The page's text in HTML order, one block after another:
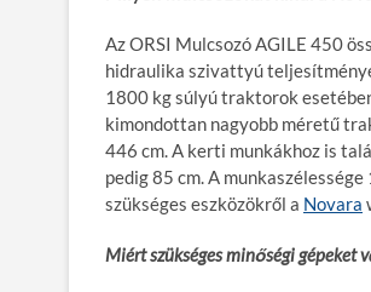
Az ORSI Mulcsozó AGILE 450
hidraulika szivattyú
1800 kg súlyú traktorok
kimondottan nagyobb méretű
446 cm. A kerti munkákhoz is
pedig 85 cm. A
szükséges eszközökről a Novara
Miért szükséges minőségi gépeket